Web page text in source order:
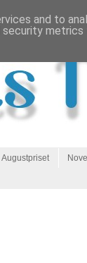
Augustpriset
and to